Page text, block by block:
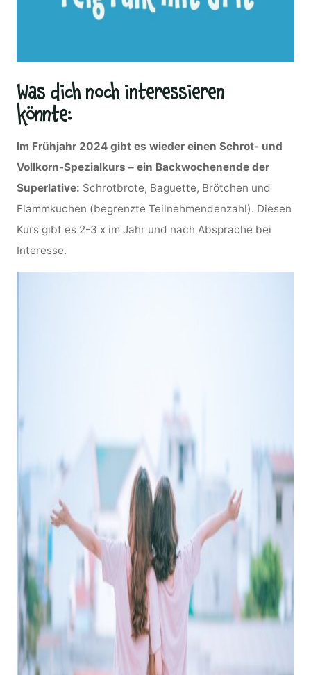
Was dich noch interessieren
könnte:
Im Frühjahr 2024 gibt es wieder einen Schrot- und
Vollkorn-Spezialkurs – ein Backwochenende der
Superlative: Schrotbrote, Baguette, Brötchen und
Flammkuchen (begrenzte Teilnehmendenzahl). Diesen
Kurs gibt es 2-3 x im Jahr und nach Absprache bei
Interesse.